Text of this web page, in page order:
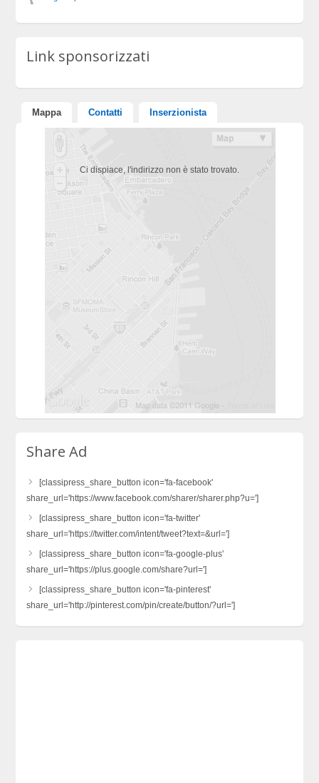
Link sponsorizzati
Mappa Contatti Inserzionista
Ci dispiace, l'indirizzo non è stato trovato.
Share Ad
[classipress_share_button icon='fa-facebook'
share_url='https://www.facebook.com/sharer/sharer.php?u=']
[classipress_share_button icon='fa-twitter'
share_url='https://twitter.com/intent/tweet?text=&url=']
[classipress_share_button icon='fa-google-plus'
share_url='https://plus.google.com/share?url=']
[classipress_share_button icon='fa-pinterest'
share_url='http://pinterest.com/pin/create/button/?url=']